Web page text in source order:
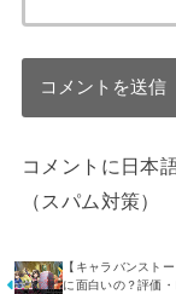
コメントに日本
（スパム対策）
【キャラバンスト
に面白いの？評価